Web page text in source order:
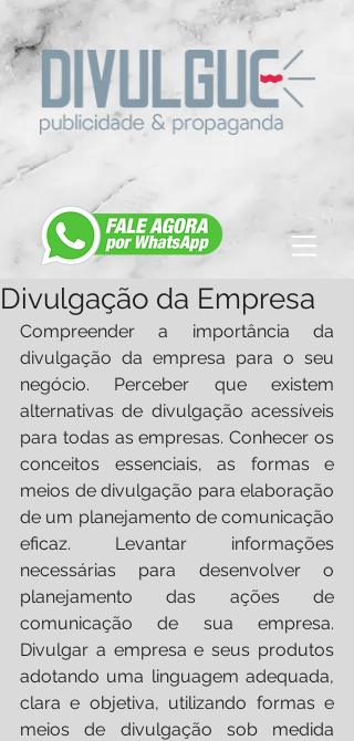
Divulgação da Empresa
Compreender a importância da
divulgação da empresa para o seu
negócio. Perceber que existem
alternativas de divulgação acessíveis
para todas as empresas. Conhecer os
conceitos essenciais, as formas e
meios de divulgação para elaboração
de um planejamento de comunicação
eficaz. Levantar informações
necessárias para desenvolver o
planejamento das ações de
comunicação de sua empresa.
Divulgar a empresa e seus produtos
adotando uma linguagem adequada,
clara e objetiva, utilizando formas e
meios de divulgação sob medida